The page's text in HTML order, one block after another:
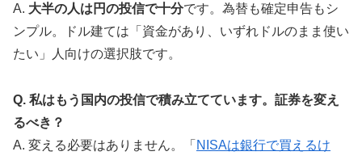
A. 大半の人は円の投信で十分です。為替も確定申告もシ
ンプル。ドル建ては「資金があり、いずれドルのまま使い
たい」人向けの選択肢です。
Q. 私はもう国内の投信で積み立てています。証券を変え
るべき？
A. 変える必要はありません。「 NISAは銀行で買えるけ